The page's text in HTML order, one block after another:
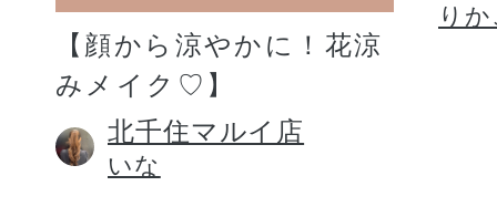
【顔から涼やかに！花涼
みメイク♡】
北千住マルイ店
いな
り